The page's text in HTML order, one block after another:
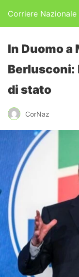
Corriere Nazionale
In Duomo a
Berlusconi:
di stato
CorNaz